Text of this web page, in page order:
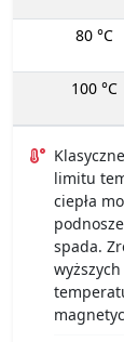
80 °C
100 °C
limitu
ciepła
spada.